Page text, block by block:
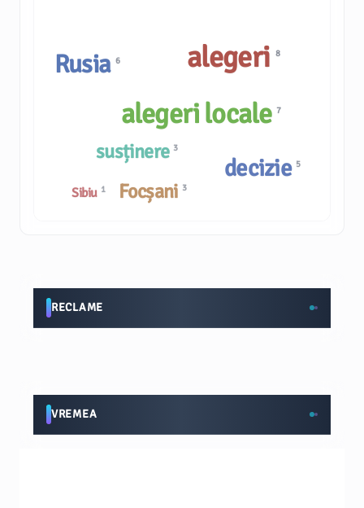
alegeri 8
decizie 5
susținere 3
Rusia6
Sibiu 1
alegeri locale7
Focșani 3
RECLAME
VREMEA